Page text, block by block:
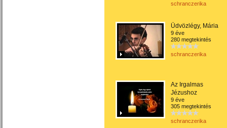
schranczerika
Üdvözlégy, Mária
9 éve
280 megtekintés
schranczerika
Az Irgalmas
Jézushoz
9 éve
305 megtekintés
schranczerika